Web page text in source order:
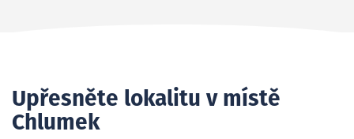
Upřesněte lokalitu v místě
Chlumek